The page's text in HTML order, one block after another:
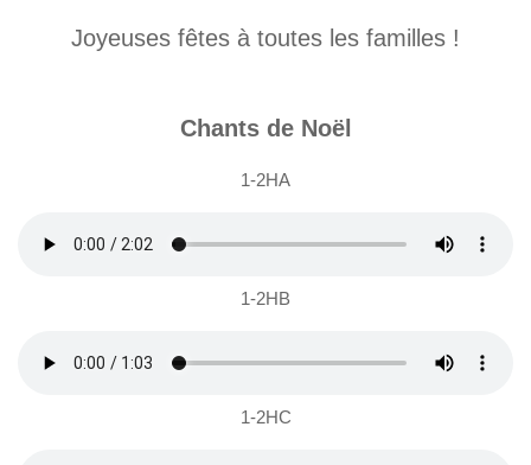
Joyeuses fêtes à toutes les familles !
Chants de Noël
1-2HA
1-2HB
1-2HC